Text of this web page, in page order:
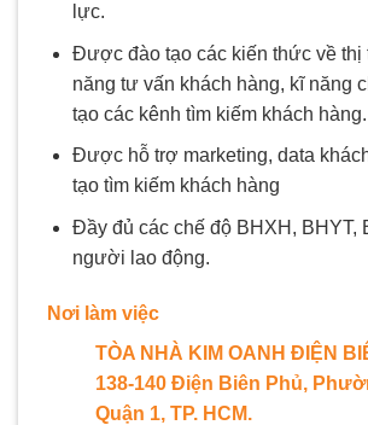
lực.
Được đào tạo các kiến thức về thị
năng tư vấn khách hàng, kĩ năng
tạo các kênh tìm kiếm khách hàng.
Được hỗ trợ marketing, data
tạo tìm kiếm khách hàng
Đầy đủ các chế độ BHXH, BHYT,
người lao động.
Nơi làm việc
TÒA NHÀ KIM OANH ĐIỆN
138-140 Điện Biên Phủ,
Quận 1, TP. HCM.